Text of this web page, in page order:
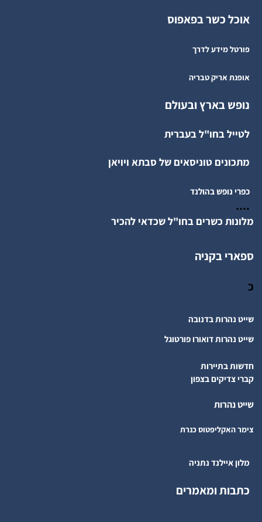
אוכל כשר בפאפוס
פורטל מידע לדרך
אופנת אריק טבריה
נופש בארץ ובעולם
לטייל בחו"ל בעברית
מתכונים טוניסאים של סבתא ויויאן
כפרי נופש בהולנד
....
מלונות כשרים בחו"ל שכדאי להכיר
ספארי בקניה
כ
שייט נהרות בדנובה
שייט נהרות דואורו פורטוגל
חדשות בתיירות
קברי צדיקים בצפון
שייט נהרות
צימר האקליפטוס כנרת
מלון איילנד נתניה
כתבות ומאמרים